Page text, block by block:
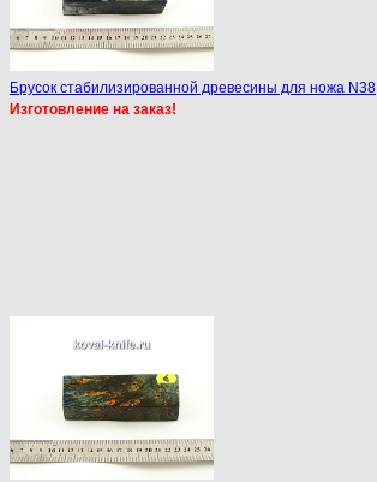
Брусок стабилизированной древесины для ножа N38
Изготовление на заказ!